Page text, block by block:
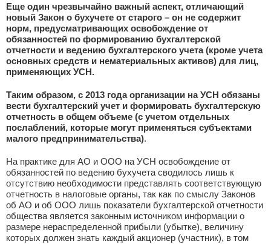
Еще один чрезвычайно важный аспект, отличающий
новый Закон о бухучете от старого – он не содержит
норм, предусматривающих освобождение от
обязанностей по формированию бухгалтерской
отчетности и ведению бухгалтерского учета (кроме учета
основных средств и нематериальных активов) для лиц,
применяющих УСН.
Таким образом, с 2013 года организации на УСН обязаны
вести бухгалтерский учет и формировать бухгалтерскую
отчетность в общем объеме (с учетом отдельных
послаблений, которые могут применяться субъектами
малого предпринимательства).
На практике для АО и ООО на УСН освобождение от
обязанностей по ведению бухучета сводилось лишь к
отсутствию необходимости представлять соответствующую
отчетность в налоговые органы, так как по смыслу Законов
об АО и об ООО лишь показатели бухгалтерской отчетности
общества является законным источником информации о
размере нераспределенной прибыли (убытке), величину
которых должен знать каждый акционер (участник), в том